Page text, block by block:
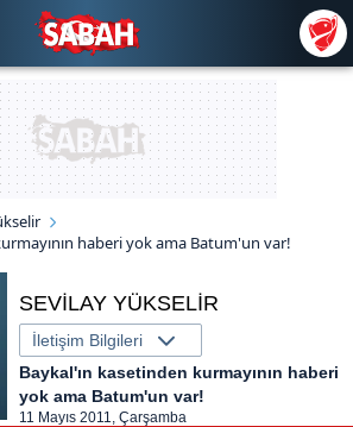
haberi yok ama Batum'un var!
SEVİLAY YÜKSELİR
İletişim Bilgileri
Baykal'ın kasetinden kurmayının haberi
yok ama Batum'un var!
11 Mayıs 2011, Çarşamba